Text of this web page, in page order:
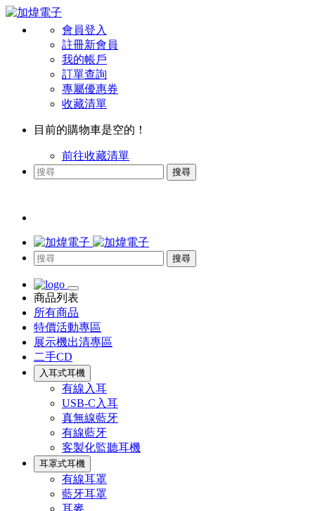
會員登入
註冊新會員
我的帳戶
訂單查詢
專屬優惠券
收藏清單
目前的購物車是空的！
前往收藏清單
搜尋
搜尋
商品列表
所有商品
特價活動專區
展示機出清專區
二手CD
入耳式耳機
有線入耳
USB-C入耳
真無線藍牙
有線藍牙
客製化監聽耳機
耳罩式耳機
有線耳罩
藍牙耳罩
耳麥